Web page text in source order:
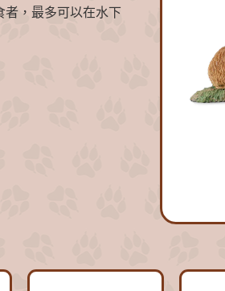
者，最多可以在水下